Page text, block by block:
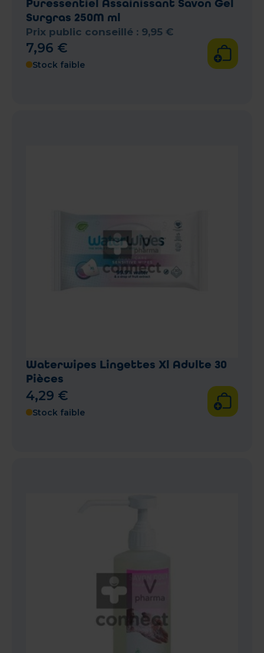
Puressentiel Assainissant Savon Gel
Surgras 250M ml
Prix public conseillé : 9,95 €
7,96 €
Stock faible
Waterwipes Lingettes Xl Adulte 30
Pièces
4,29 €
Stock faible